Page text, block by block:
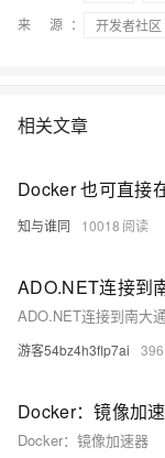
来 源：
开发者社区
相关文章
Docker 也可直接
知与谁同 10018
ADO.NET连接到
ADO.NET连接到南大
游客54bz4h3flp7ai 396
Docker：镜像加
Docker：镜像加速器